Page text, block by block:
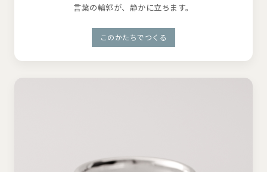
言葉の輪郭が、静かに立ちます。
このかたちでつくる